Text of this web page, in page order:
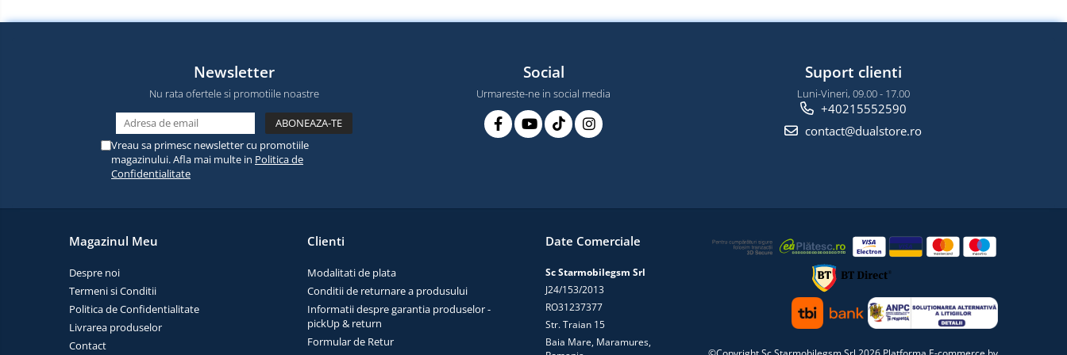
Gadgets
Drone cu Camera
Baterii externe
Cititoare Cod Bare
Power station - Stații de
energie electrică portabile
Panouri solare portabile
Statii incarcare masini
Newsletter
Nu rata ofertele si promotiile noastre
Vreau sa primesc newsletter cu promotiile
magazinului. Afla mai multe in Politica de
Confidentialitate
Social
Urmareste-ne in social media
Suport clienti
Luni-Vineri, 09.00 - 17.00
+40215552590
contact@dualstore.ro
Magazinul Meu
Despre noi
Termeni si Conditii
Politica de Confidentialitate
Livrarea produselor
Contact
Clienti
Modalitati de plata
Conditii de returnare a produsului
Informatii despre garantia produselor -
pickUp & return
Formular de Retur
Date Comerciale
Sc Starmobilegsm Srl
J24/153/2013
RO31237377
Str. Traian 15
Baia Mare, Maramures,